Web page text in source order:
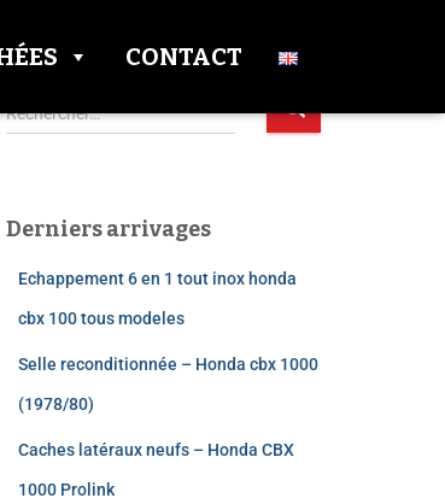
CONTACT
Rechercher…
Derniers arrivages
Echappement 6 en 1 tout inox honda
cbx 100 tous modeles​
Selle reconditionnée – Honda cbx 1000
(1978/80)
Caches latéraux neufs – Honda CBX
1000 Prolink